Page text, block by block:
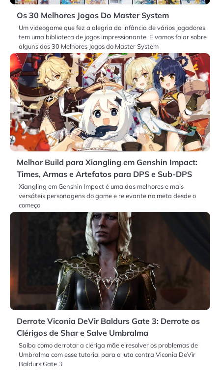
Os 30 Melhores Jogos Do Master System
Um videogame que fez a alegria da infância de vários jogadores
tem uma biblioteca de jogos impressionante. E vamos falar sobre
alguns dos 30 Melhores Jogos do Master System
Melhor Build para Xiangling em Genshin Impact:
Times, Armas e Artefatos para DPS e Sub-DPS
Xiangling em Genshin Impact é uma das melhores e mais
versáteis personagens do game e relevante no meta desde o
começo
Derrote Viconia DeVir Baldurs Gate 3: Derrote os
Clérigos de Shar e Salve Umbralma
Saiba como derrotar a clériga mãe e resolver os problemas de
Umbralma com esse tutorial para a luta contra Viconia DeVir
Baldurs Gate 3